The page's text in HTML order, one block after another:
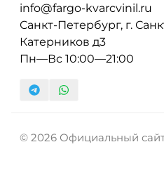
info@fargo-kvarcvinil.ru
Санкт-Петербург, г.
Катерников д3
Пн—Вс 10:00—21:00
© 2026 Официальный